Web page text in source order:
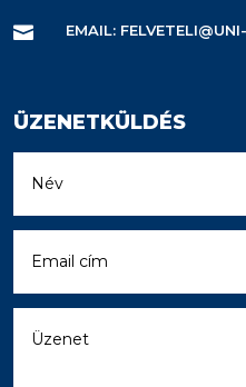
 EMAIL:
ÜZENETKÜLDÉS